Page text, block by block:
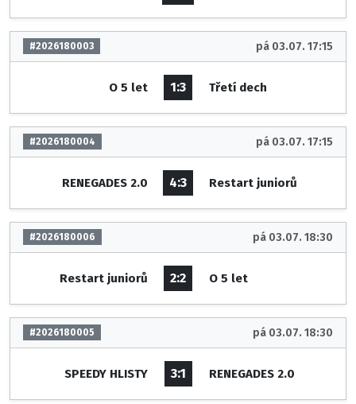
#2026180003 pá 03.07. 17:15
O 5 let 1:3 Třetí dech
#2026180004 pá 03.07. 17:15
RENEGADES 2.0 4:3 Restart juniorů
#2026180006 pá 03.07. 18:30
Restart juniorů 2:2 O 5 let
#2026180005 pá 03.07. 18:30
SPEEDY HLISTY 3:1 RENEGADES 2.0